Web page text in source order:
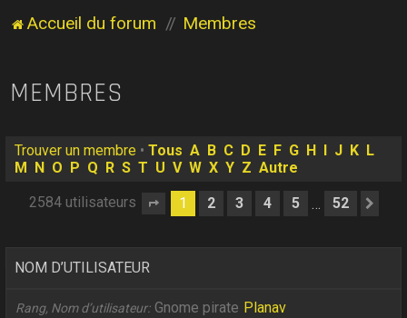
Accueil du forum Membres
MEMBRES
Trouver un membre •Tous A B C D E F G H J K L
M
N O P Q R S T U V W X Y Z Autre
2584 utilisateurs Page 1sur52
1 2 3 4 5 … 52
NOM D’UTILISATEUR
Rang, Nom d’utilisateur Gnome pirate Planav